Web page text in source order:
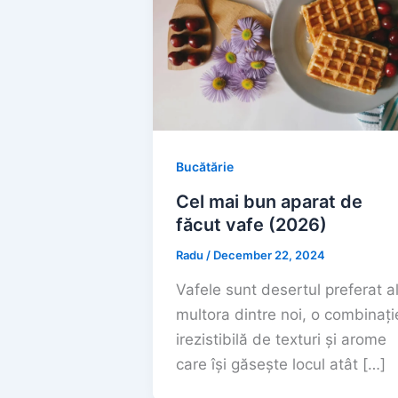
Bucătărie
Cel mai bun aparat de
făcut vafe (2026)
Radu / December 22, 2024
Vafele sunt desertul preferat al
multora dintre noi, o
irezistibilă de texturi și arome
care își găsește locul atât […]